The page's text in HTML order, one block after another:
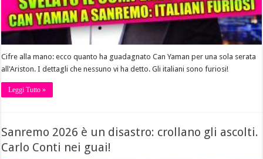
Cifre alla mano: ecco quanto ha guadagnato Can Yaman per una sola serata
all'Ariston. I dettagli che nessuno vi ha detto. Gli italiani sono furiosi!
Leggi Tutto »
Sanremo 2026 è un disastro: crollano gli ascolti.
Carlo Conti nei guai!